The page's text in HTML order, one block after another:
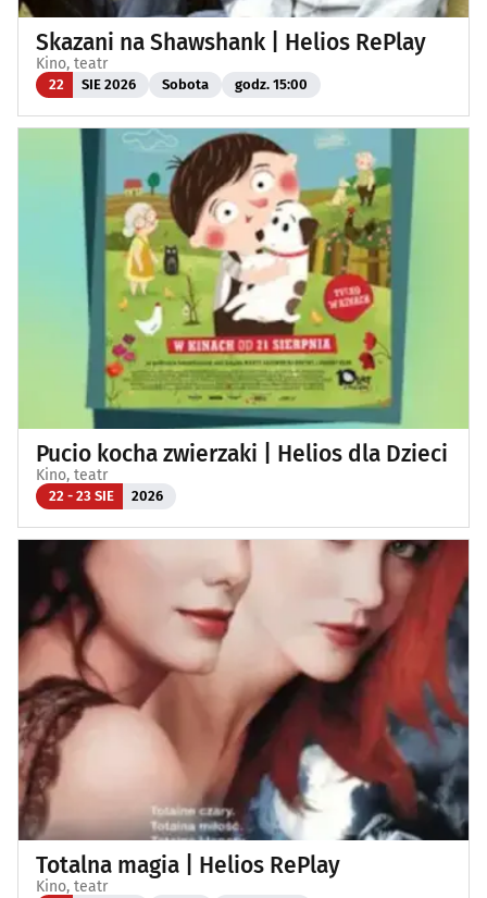
Skazani na Shawshank | Helios RePlay
Kino, teatr
22 SIE 2026 Sobota godz. 15:00
Pucio kocha zwierzaki | Helios dla Dzieci
Kino, teatr
22 - 23 SIE 2026
Totalna magia | Helios RePlay
Kino, teatr